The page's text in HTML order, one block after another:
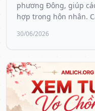
phương Đông, giúp
hợp trong hôn nhân.
30/06/2026